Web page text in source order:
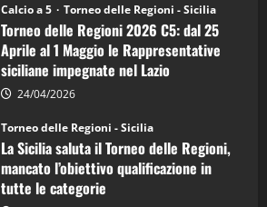
Calcio a 5 Torneo delle Regioni - Sicilia
Torneo delle Regioni 2026 C5: dal 25
Aprile al 1 Maggio le Rappresentative
siciliane impegnate nel Lazio
24/04/2026
Torneo delle Regioni - Sicilia
La Sicilia saluta il Torneo delle Regioni,
mancato l’obiettivo qualificazione in
tutte le categorie